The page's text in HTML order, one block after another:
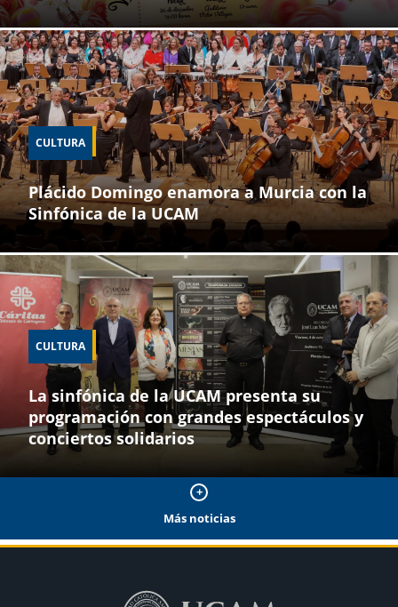
CULTURA
Plácido Domingo enamora a Murcia con la
Sinfónica de la UCAM
CULTURA
La sinfónica de la UCAM presenta su
programación con grandes espectáculos y
conciertos solidarios
Más noticias